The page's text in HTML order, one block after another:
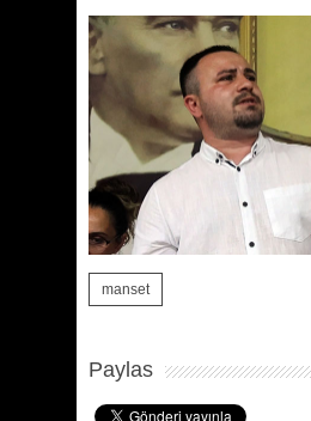
manset
Paylas